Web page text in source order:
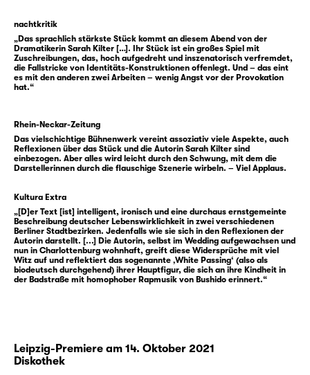
Kilterein feines Gespür für die Ambivalenzen
und Widersprüche unserer Gesellschaft.
Formstark weiß sie diese über die
verschiedenen Ebenen des Textes
auszuspielen und macht in ihrer Abrechnung
dem Verschnitt von Autorin und Werk. Wäre
sie in diesem Umgang nicht so unprätentiös
humorvoll, es könnte einem das Lachen im
Halse stecken bleiben.
„White Passing“ vonSarah Kilterist eines von
drei Gewinnerstücken der
Autor:innentheatertage 2021 des Deutschen
Theaters Berlin. Die Jury, bestehend aus
Dramatiker Lukas Bärfuss, Schauspielerin
Fritzi Haberlandt sowie Musiker und
Autor_innen in Berlin zur Uraufführung
nachtkritik
„Das sprachlich stärkste Stück kommt an diesem Abend von der
Dramatikerin Sarah Kilter […]. Ihr Stück ist ein großes Spiel mit
Zuschreibungen, das, hoch aufgedreht und inszenatorisch verfremdet,
die Fallstricke von Identitäts-Konstruktionen offenlegt. Und – das eint
es mit den anderen zwei Arbeiten – wenig Angst vor der Provokation
hat.“
Rhein-Neckar-Zeitung
Das vielschichtige Bühnenwerk vereint assoziativ viele Aspekte, auch
Reflexionen über das Stück und die Autorin Sarah Kilter sind
einbezogen. Aber alles wird leicht durch den Schwung, mit dem die
Darstellerinnen durch die flauschige Szenerie wirbeln. – Viel Applaus.
Kultura Extra
„[D]er Text [ist] intelligent, ironisch und eine durchaus ernstgemeinte
Beschreibung deutscher Lebenswirklichkeit in zwei verschiedenen
Berliner Stadtbezirken. Jedenfalls wie sie sich in den Reflexionen der
Autorin darstellt. [...] Die Autorin, selbst im Wedding aufgewachsen und
nun in Charlottenburg wohnhaft, greift diese Widersprüche mit viel
Witz auf und reflektiert das sogenannte ‚White Passing‘ (also als
biodeutsch durchgehend) ihrer Hauptfigur, die sich an ihre Kindheit in
der Badstraße mit homophober Rapmusik von Bushido erinnert.“
Leipzig-Premiere am 14. Oktober 2021
Diskothek